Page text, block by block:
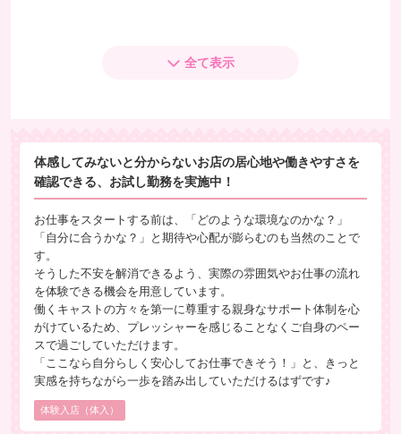
全て表示
体感してみないと分からないお店の居心地や働きやすさを
確認できる、お試し勤務を実施中！
お仕事をスタートする前は、「どのような環境なのかな？」
「自分に合うかな？」と期待や心配が膨らむのも当然のことで
す。
そうした不安を解消できるよう、実際の雰囲気やお仕事の流れ
を体験できる機会を用意しています。
働くキャストの方々を第一に尊重する親身なサポート体制を心
がけているため、プレッシャーを感じることなくご自身のペー
スで過ごしていただけます。
「ここなら自分らしく安心してお仕事できそう！」と、きっと
実感を持ちながら一歩を踏み出していただけるはずです♪
体験入店（体入）